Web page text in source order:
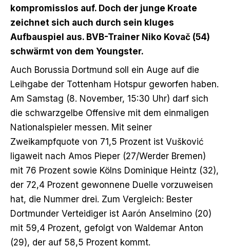
kompromisslos auf. Doch der junge Kroate
zeichnet sich auch durch sein kluges
Aufbauspiel aus. BVB-Trainer Niko Kovač (54)
schwärmt von dem Youngster.
Auch Borussia Dortmund soll ein Auge auf die
Leihgabe der Tottenham Hotspur geworfen haben.
Am Samstag (8. November, 15:30 Uhr) darf sich
die schwarzgelbe Offensive mit dem einmaligen
Nationalspieler messen. Mit seiner
Zweikampfquote von 71,5 Prozent ist Vušković
ligaweit nach Amos Pieper (27/Werder Bremen)
mit 76 Prozent sowie Kölns Dominique Heintz (32),
der 72,4 Prozent gewonnene Duelle vorzuweisen
hat, die Nummer drei. Zum Vergleich: Bester
Dortmunder Verteidiger ist Aarón Anselmino (20)
mit 59,4 Prozent, gefolgt von Waldemar Anton
(29), der auf 58,5 Prozent kommt.